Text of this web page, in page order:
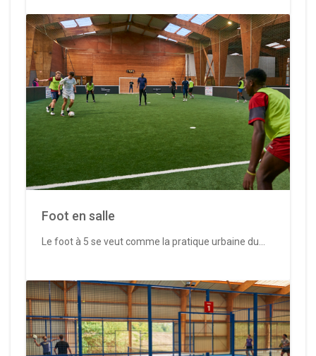
Foot en salle
Le foot à 5 se veut comme la pratique urbaine du...